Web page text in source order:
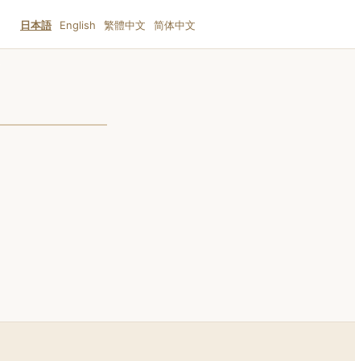
日本語 English 繁體中文 简体中文